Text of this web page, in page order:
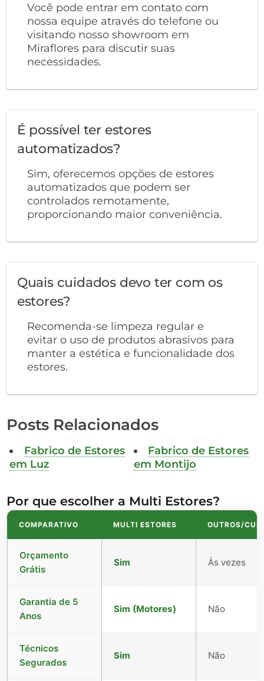
Você pode entrar em contato com
nossa equipe através do telefone ou
visitando nosso showroom em
Miraflores para discutir suas
necessidades.
É possível ter estores
automatizados?
Sim, oferecemos opções de estores
automatizados que podem ser
controlados remotamente,
proporcionando maior conveniência.
Quais cuidados devo ter com os
estores?
Recomenda-se limpeza regular e
evitar o uso de produtos abrasivos para
manter a estética e funcionalidade dos
estores.
Posts Relacionados
Fabrico de Estores
em Luz
Fabrico de Estores
em Montijo
Por que escolher a Multi Estores?
COMPARATIVO MULTI ESTORES OUTROS/
Orçamento
Grátis
Sim Às vezes
Garantia de 5
Anos
Sim (Motores) Não
Técnicos
Segurados
Sim Não